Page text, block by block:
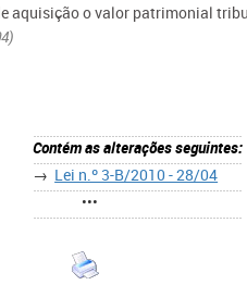
aquisição o valor patrimonial
Contém as alterações seguintes:
→ Lei n.º 3-B/2010 - 28/04
•••